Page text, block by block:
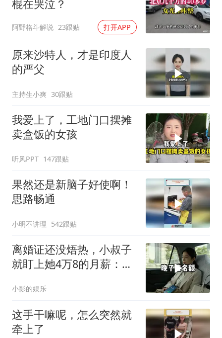
棍在哭泣？
阿野格斗解说 23跟贴 打开APP
原来沙特人，才是印度人
的严父
主持生小爽 30跟贴
我爱上了，工地门口摆摊
卖盒饭的女孩
听风PPT 147跟贴
果然还是新脑子好使啊！
思路畅通
小明不讲理 542跟贴
离婚证还没焐热，小叔子
就盯上她4万8的月薪：转
小影的娱乐
这手干嘛呢，怎么突然就
牵上了